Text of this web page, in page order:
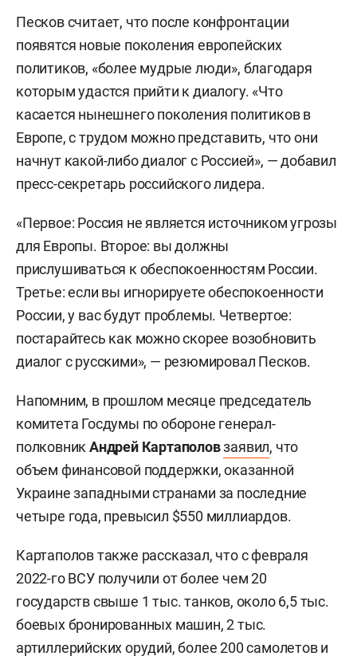
Песков считает, что после конфронтации
появятся новые поколения европейских
политиков, «более мудрые люди», благодаря
которым удастся прийти к диалогу. «Что
касается нынешнего поколения политиков в
Европе, с трудом можно представить, что они
начнут какой-либо диалог с Россией», — добавил
пресс-секретарь российского лидера.
«Первое: Россия не является источником угрозы
для Европы. Второе: вы должны
прислушиваться к обеспокоенностям России.
Третье: если вы игнорируете обеспокоенности
России, у вас будут проблемы. Четвертое:
постарайтесь как можно скорее возобновить
диалог с русскими», — резюмировал Песков.
Напомним, в прошлом месяце председатель
комитета Госдумы по обороне генерал-
полковникАндрей Картаполовзаявил, что
объем финансовой поддержки, оказанной
Украине западными странами за последние
четыре года, превысил $550 миллиардов.
Картаполов также рассказал, что с февраля
2022-го ВСУ получили от более чем 20
государств свыше 1 тыс. танков, около 6,5 тыс.
боевых бронированных машин, 2 тыс.
артиллерийских орудий, более 200 самолетов и